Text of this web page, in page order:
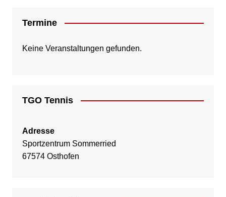
Termine
Keine Veranstaltungen gefunden.
TGO Tennis
Adresse
Sportzentrum Sommerried
67574 Osthofen